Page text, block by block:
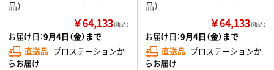
品）
￥64,133（税込）
お届け日：9月4日（金）まで
直送品 プロステーションか
らお届け
品）
￥64,133（税込）
お届け日：9月4日（金）まで
直送品 プロステーションか
らお届け